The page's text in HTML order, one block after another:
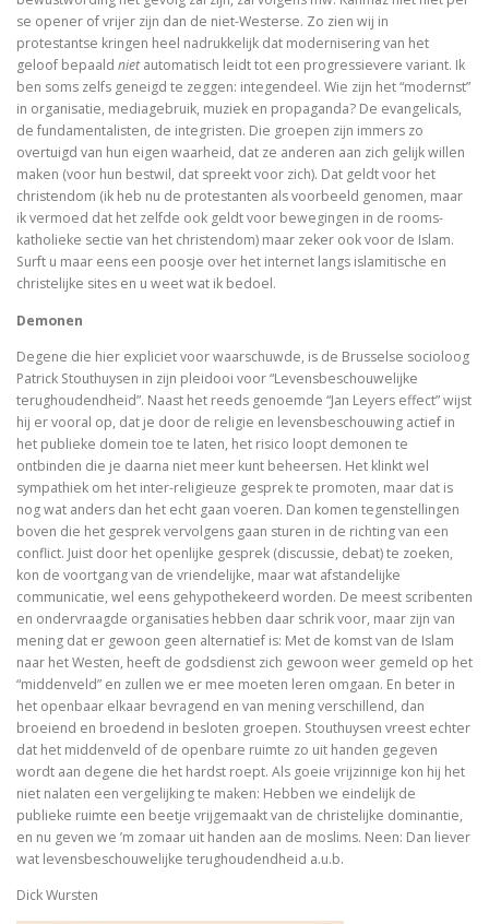
De Bijbel voor ongelovigen
De bijbel voor ongelovigen
Helden. 150 epigrammen uit de Anthologia Graeca
Une bible / Een bijbel
De seculiere samenleving. Over religie,
Het labyrinth van de verlorenen. Het Westen en zijn
‘Hier stehe ich, es war ganz anders’
Eigen wijs
Moby Dick
Het onteigende brein
Dingen die verborgen waren
De omweg naar Santiago
De schepping van de wereld
Inclusieve godsdienstpedagogiek
Luther de biografie
Holy Ignorance (La sainte ignorance)
In de handen van mensen. 2000 jaar Christus in
se opener of vrijer zijn dan de niet-Westerse. Zo zien wij in
protestantse kringen heel nadrukkelijk dat modernisering van het
geloof bepaald nietautomatisch leidt tot een progressievere variant. Ik
ben soms zelfs geneigd te zeggen: integendeel. Wie zijn het “modernst”
in organisatie, mediagebruik, muziek en propaganda? De evangelicals,
de fundamentalisten, de integristen. Die groepen zijn immers zo
overtuigd van hun eigen waarheid, dat ze anderen aan zich gelijk willen
maken (voor hun bestwil, dat spreekt voor zich). Dat geldt voor het
christendom (ik heb nu de protestanten als voorbeeld genomen, maar
ik vermoed dat het zelfde ook geldt voor bewegingen in de rooms-
katholieke sectie van het christendom) maar zeker ook voor de Islam.
Surft u maar eens een poosje over het internet langs islamitische en
christelijke sites en u weet wat ik bedoel.
Demonen
Degene die hier expliciet voor waarschuwde, is de Brusselse socioloog
Patrick Stouthuysen in zijn pleidooi voor “Levensbeschouwelijke
terughoudendheid”. Naast het reeds genoemde “Jan Leyers effect” wijst
hij er vooral op, dat je door de religie en levensbeschouwing actief in
het publieke domein toe te laten, het risico loopt demonen te
ontbinden die je daarna niet meer kunt beheersen. Het klinkt wel
sympathiek om het inter-religieuze gesprek te promoten, maar dat is
nog wat anders dan het echt gaan voeren. Dan komen tegenstellingen
boven die het gesprek vervolgens gaan sturen in de richting van een
conflict. Juist door het openlijke gesprek (discussie, debat) te zoeken,
kon de voortgang van de vriendelijke, maar wat afstandelijke
communicatie, wel eens gehypothekeerd worden. De meest scribenten
en ondervraagde organisaties hebben daar schrik voor, maar zijn van
mening dat er gewoon geen alternatief is: Met de komst van de Islam
naar het Westen, heeft de godsdienst zich gewoon weer gemeld op het
“middenveld” en zullen we er mee moeten leren omgaan. En beter in
het openbaar elkaar bevragend en van mening verschillend, dan
broeiend en broedend in besloten groepen. Stouthuysen vreest echter
dat het middenveld of de openbare ruimte zo uit handen gegeven
wordt aan degene die het hardst roept. Als goeie vrijzinnige kon hij het
niet nalaten een vergelijking te maken: Hebben we eindelijk de
publieke ruimte een beetje vrijgemaakt van de christelijke dominantie,
en nu geven we ’m zomaar uit handen aan de moslims. Neen: Dan liever
wat levensbeschouwelijke terughoudendheid a.u.b.
Dick Wursten